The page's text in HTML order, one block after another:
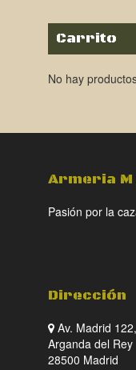
Carrito
No hay
Armeria M
Pasión por la
Dirección
Av. Madrid
Arganda del Rey
28500 Madrid